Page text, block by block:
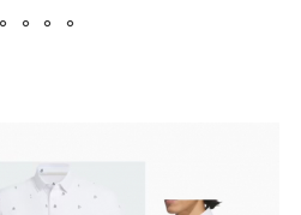
。。。